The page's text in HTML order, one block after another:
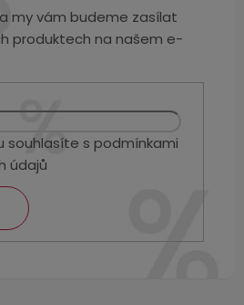
my vám budeme zasílat
produktech na našem e-
souhlasíte spodmínkami
údajů